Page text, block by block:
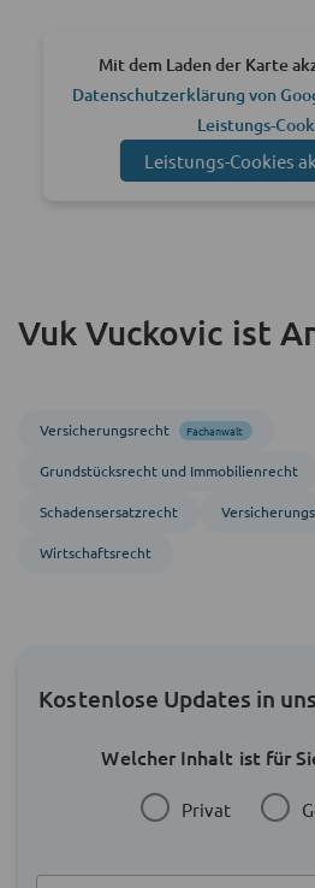
Mit dem Laden der Karte
Datenschutzerklärung von
Leistungs-
Leistungs-Cookies
Vuk Vuckovic ist
Versicherungsrecht Fachanwalt
Grundstücks­recht und Immobilien­recht
Schadensersatzrecht
Wirtschaftsrecht
Kostenlose Updates in
Welcher Inhalt ist für
Privat